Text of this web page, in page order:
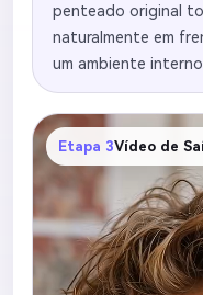
penteado original
naturalmente em
um ambiente
cinematográfica
máquina de cortar
da linha frontal do
remoção realista de
caminhos raspados
naturalmente no
gradualmente em
planos fechados
Etapa 3Vídeo de